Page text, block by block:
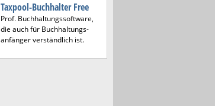
Taxpool-Buchhalter Free
Prof. Buchhaltungssoftware,
die auch für Buchhaltungs-
anfänger verständlich ist.